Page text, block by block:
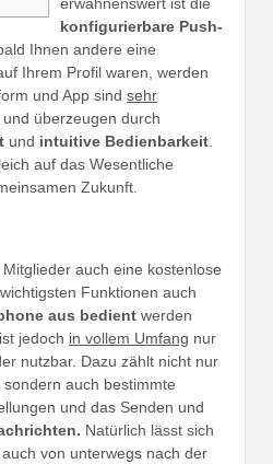
konfigurierbare Push-
Ihnen andere eine
Ihrem Profil waren, werden
und App sind sehr
und überzeugen durch
und intuitive Bedienbarkeit
auf das Wesentliche
Zukunft.
auch eine kostenlose
Funktionen auch
aus bedient werden
jedoch in vollem Umfang nur
nutzbar. Dazu zählt nicht nur
auch bestimmte
und das Senden und
Natürlich lässt sich
von unterwegs nach der